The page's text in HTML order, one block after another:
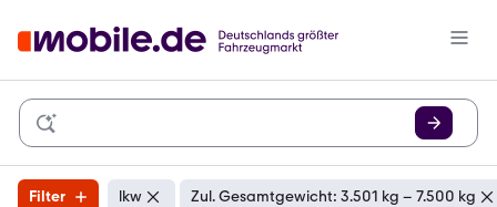
Filter lkw Zul. Gesamtgewicht: 3.501 kg – 7.500 kg